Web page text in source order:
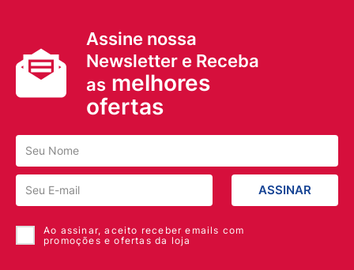
Assine nossa
Newsletter e Receba
as melhores
ofertas
ASSINAR
Ao assinar, aceito receber emails com
promoções e ofertas da loja